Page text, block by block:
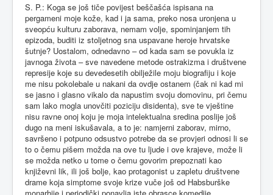
S. P.: Koga se još tiče povijest beščašća ispisana na
pergameni moje kože, kad i ja sama, preko nosa uronjena u
sveopću kulturu zaborava, nemam volje, spominjanjem tih
epizoda, buditi iz stoljetnog sna uspavane heroje hrvatske
šutnje? Uostalom, odnedavno – od kada sam se povukla iz
javnoga života – sve navedene metode ostrakizma i društvene
represije koje su devedesetih obilježile moju biografiju i koje
me nisu pokolebale u nakani da ovdje ostanem (čak ni kad mi
se jasno i glasno vikalo da napustim svoju domovinu, pri čemu
sam lako mogla unovčiti poziciju disidenta), sve te vještine
nisu ravne onoj koju je moja intelektualna sredina poslije još
dugo na meni iskušavala, a to je: namjerni zaborav, mirno,
savršeno i potpuno odsustvo potrebe da se provjeri odnosi li se
to o čemu pišem možda na ove tu ljude i ove krajeve, može li
se možda netko u tome o čemu govorim prepoznati kao
književni lik, ili još bolje, kao protagonist u zapletu društvene
drame koja simptome svoje krize vuče još od Habsburške
monarhije i periodički ponavlja iste obrasce komedije